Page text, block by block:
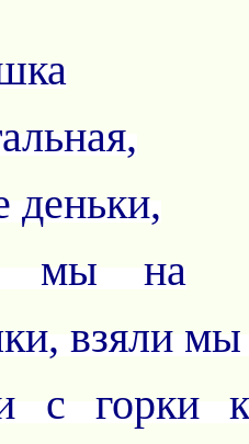
деньки,
мы на
взяли
с горки